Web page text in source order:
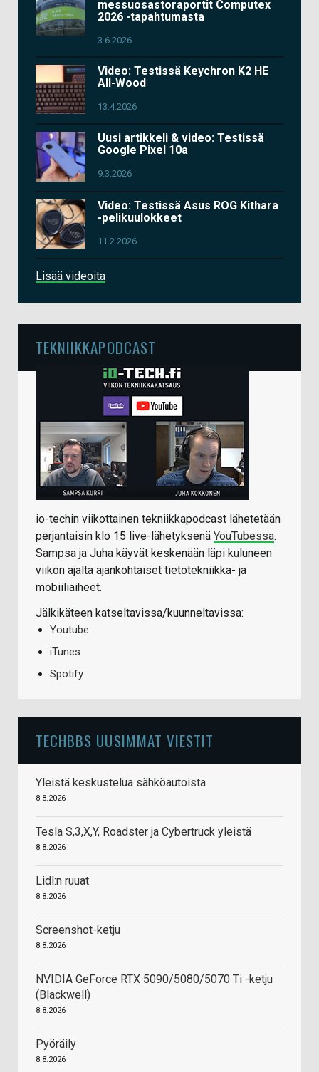
messuosastoraportit Computex
2026 -tapahtumasta
3.6.2026
Video: Testissä Keychron K2 HE
All-Wood
13.4.2026
Uusi artikkeli & video: Testissä
Google Pixel 10a
9.3.2026
Video: Testissä Asus ROG Kithara
-pelikuulokkeet
11.2.2026
Lisää videoita
TEKNIIKKAPODCAST
io-techin viikottainen tekniikkapodcast lähetetään
perjantaisin klo 15 live-lähetyksenä YouTubessa.
Sampsa ja Juha käyvät keskenään läpi kuluneen
viikon ajalta ajankohtaiset tietotekniikka- ja
mobiiliaiheet.
Jälkikäteen katseltavissa/kuunneltavissa:
Youtube
iTunes
Spotify
TECHBBS UUSIMMAT VIESTIT
Yleistä keskustelua sähköautoista
8.8.2026
Tesla S,3,X,Y, Roadster ja Cybertruck yleistä
8.8.2026
Lidl:n ruuat
8.8.2026
Screenshot-ketju
8.8.2026
NVIDIA GeForce RTX 5090/5080/5070 Ti -ketju
(Blackwell)
8.8.2026
Pyöräily
8.8.2026